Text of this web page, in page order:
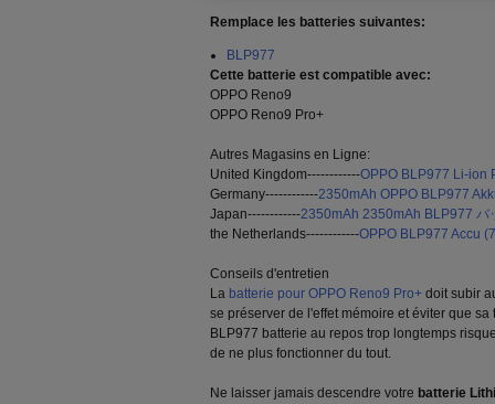
Remplace les batteries suivantes:
BLP977
Cette batterie est compatible avec:
OPPO Reno9
OPPO Reno9 Pro+
Autres Magasins en Ligne:
United Kingdom------------OPPO BLP977 Li-ion
Germany------------2350mAh OPPO BLP977
Japan------------2350mAh 2350mAh BLP977 バ
the Netherlands------------OPPO BLP977 Accu
Conseils d'entretien
La batterie pour OPPO Reno9 Pro+ doit subir
se préserver de l'effet mémoire et éviter que
BLP977 batterie au repos trop longtemps
de ne plus fonctionner du tout.
Ne laisser jamais descendre votre batterie